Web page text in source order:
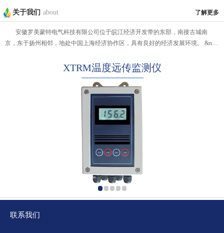
关于我们 about 了解更多
安徽罗美蒙特电气科技有限公司位于皖江经济开发带的东部，南接古城南
京，东于扬州相邻，地处中国上海经济协作区，具有良好的经济发展环境。 &n…
XTRM温度远传监测仪
联系我们